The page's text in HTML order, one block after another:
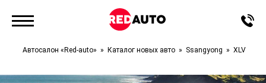
Автосалон «Red-auto» Каталог новых авто Ssangyong XLV